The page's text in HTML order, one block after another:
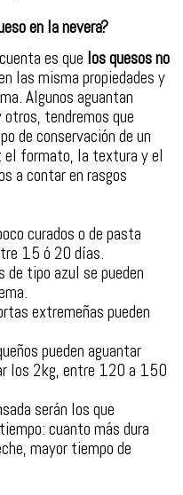
en la nevera?
es que los quesos no
las misma propiedades y
Algunos aguantan
tendremos que
de conservación de un
el formato, la textura y el
a contar en rasgos
curados o de pasta
15 ó 20 días.
de tipo azul se pueden
extremeñas pueden
pueden aguantar
los 2kg, entre 120 a 150
serán los que
cuanto más dura
mayor tiempo de